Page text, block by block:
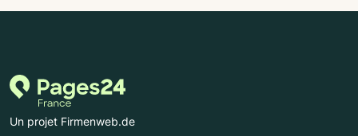
Un projet Firmenweb.de